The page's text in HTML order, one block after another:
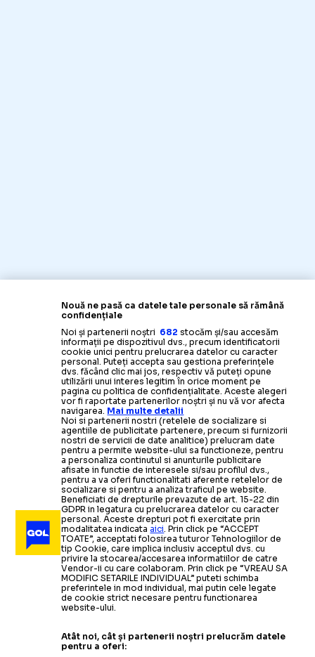
Nouă ne pasă ca datele tale personale să rămână
confidențiale
Noi și partenerii noștri 682 stocăm și/sau accesăm
informații pe dispozitivul dvs., precum identificatorii
cookie unici pentru prelucrarea datelor cu caracter
personal. Puteți accepta sau gestiona preferințele
dvs. făcând clic mai jos, respectiv vă puteți opune
utilizării unui interes legitim în orice moment pe
pagina cu politica de confidențialitate. Aceste alegeri
vor fi raportate partenerilor noștri și nu vă vor afecta
navigarea. Mai multe detalii
Noi si partenerii nostri (retelele de socializare si
agentiile de publicitate partenere, precum si furnizorii
nostri de servicii de date analitice) prelucram date
pentru a permite website-ului sa functioneze, pentru
a personaliza continutul si anunturile publicitare
afisate in functie de interesele si/sau profilul dvs.,
pentru a va oferi functionalitati aferente retelelor de
socializare si pentru a analiza traficul pe website.
Beneficiati de drepturile prevazute de art. 15-22 din
GDPR in legatura cu prelucrarea datelor cu caracter
personal. Aceste drepturi pot fi exercitate prin
modalitatea indicataaici. Prin click pe “ACCEPT
TOATE”, acceptati folosirea tuturor Tehnologiilor de
tip Cookie, care implica inclusiv acceptul dvs. cu
privire la stocarea/accesarea informatiilor de catre
Vendor-ii cu care colaboram. Prin click pe “VREAU SA
MODIFIC SETARILE INDIVIDUAL” puteti schimba
preferintele in mod individual, mai putin cele legate
de cookie strict necesare pentru functionarea
website-ului.
Atât noi, cât și partenerii noștri prelucrăm datele
pentru a oferi: